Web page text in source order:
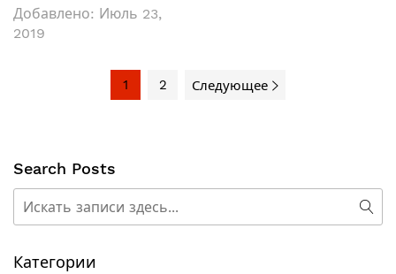
Добавлено: Июль 23,
2019
1 2 Следующее
Search Posts
Категории